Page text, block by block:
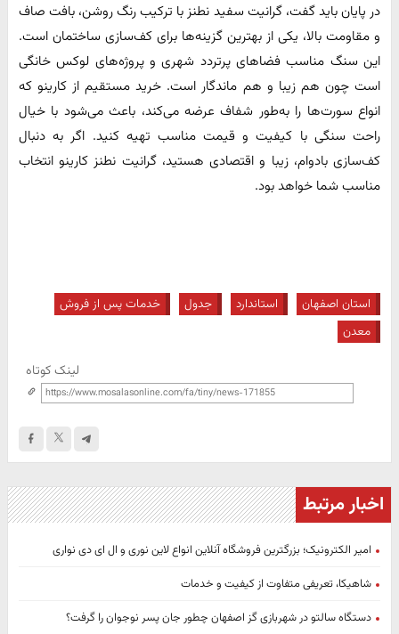
در پایان باید گفت، گرانیت سفید نطنز با ترکیب رنگ روشن، بافت صاف
و مقاومت بالا، یکی از بهترین گزینه‌ها برای کف‌سازی ساختمان است.
این سنگ مناسب فضاهای پرتردد شهری و پروژه‌های لوکس خانگی
است چون هم زیبا و هم ماندگار است. خرید مستقیم از کارینو که
انواع سورت‌ها را به‌طور شفاف عرضه می‌کند، باعث می‌شود با خیال
راحت سنگی با کیفیت و قیمت مناسب تهیه کنید. اگر به دنبال
کف‌سازی بادوام، زیبا و اقتصادی هستید، گرانیت نطنز کارینو انتخاب
مناسب شما خواهد بود.
استان اصفهان استاندارد جدول
خدمات پس از فروش
معدن
لینک کوتاه
اخبار مرتبط
امیر الکترونیک؛ بزرگترین فروشگاه آنلاین انواع لاین نوری و ال ای دی نواری
شاهیکا، تعریفی متفاوت از کیفیت و خدمات
دستگاه سالتو در شهربازی گز اصفهان چطور جان پسر نوجوان را گرفت؟